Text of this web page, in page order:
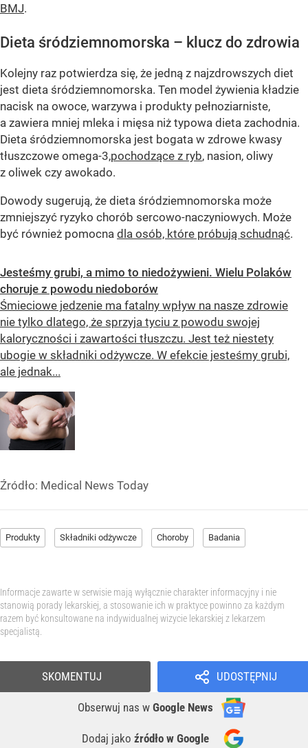
BMJ.
Dieta śródziemnomorska – klucz do zdrowia
Kolejny raz potwierdza się, że jedną z najzdrowszych diet
jest dieta śródziemnomorska. Ten model żywienia kładzie
nacisk na owoce, warzywa i produkty pełnoziarniste,
a zawiera mniej mleka i mięsa niż typowa dieta zachodnia.
Dieta śródziemnomorska jest bogata w zdrowe kwasy
tłuszczowe omega-3,pochodzące z ryb, nasion, oliwy
z oliwek czy awokado.
Dowody sugerują, że dieta śródziemnomorska może
zmniejszyć ryzyko chorób sercowo-naczyniowych. Może
być również pomocna dla osób, które próbują schudnąć.
Jesteśmy grubi, a mimo to niedożywieni. Wielu Polaków
choruje z powodu niedoborów
Śmieciowe jedzenie ma fatalny wpływ na nasze zdrowie
nie tylko dlatego, że sprzyja tyciu z powodu swojej
kaloryczności i zawartości tłuszczu. Jest też niestety
ubogie w składniki odżywcze. W efekcie jesteśmy grubi,
ale jednak...
Źródło: Medical News Today
Produkty Składniki odżywcze Choroby Badania
Informacje zawarte w serwisie mają wyłącznie charakter informacyjny i nie
stanowią porady lekarskiej, a stosowanie ich w praktyce powinno za każdym
razem być konsultowane na indywidualnej wizycie lekarskiej z lekarzem
specjalistą.
UDOSTĘPNIJ
Obserwuj nas w Google News
Dodaj jako źródło w Google
SKOMENTUJ